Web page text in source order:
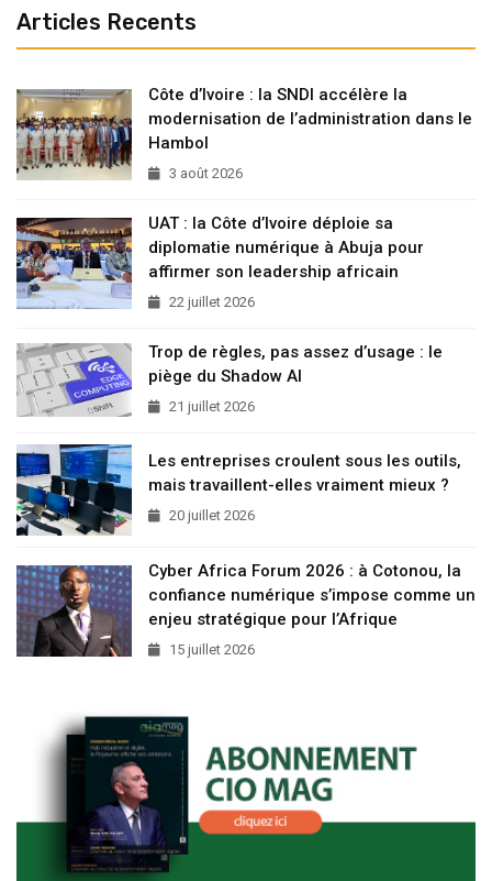
Articles Recents
Côte d’Ivoire : la SNDI accélère la
modernisation de l’administration dans le
Hambol
3 août 2026
UAT : la Côte d’Ivoire déploie sa
diplomatie numérique à Abuja pour
affirmer son leadership africain
22 juillet 2026
Trop de règles, pas assez d’usage : le
piège du Shadow AI
21 juillet 2026
Les entreprises croulent sous les outils,
mais travaillent-elles vraiment mieux ?
20 juillet 2026
Cyber Africa Forum 2026 : à Cotonou, la
confiance numérique s’impose comme un
enjeu stratégique pour l’Afrique
15 juillet 2026